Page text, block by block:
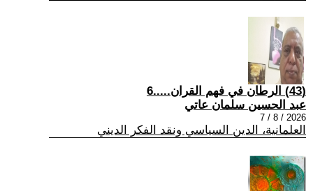
(43) الرطان في فهم القران.....6
عبد الحسين سلمان عاتي
2026 / 8 / 7
العلمانية، الدين السياسي ونقد الفكر الديني